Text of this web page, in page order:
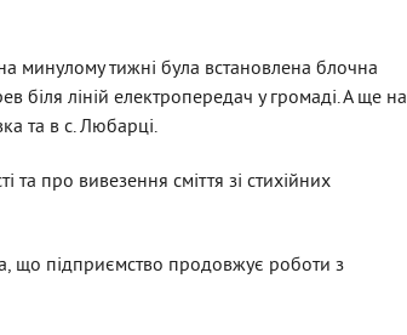
минулому тижні була встановлена блочна
біля ліній електропередач у громаді. А ще на
та в с. Любарці.
та про вивезення сміття зі стихійних
що підприємство продовжує роботи з